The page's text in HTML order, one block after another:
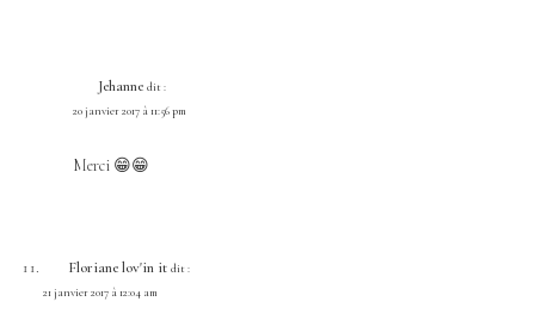
Jehanne dit :
20 janvier 2017 à 11:56 pm
Merci 😁😁
Floriane lov'in it dit :
21 janvier 2017 à 12:04 am